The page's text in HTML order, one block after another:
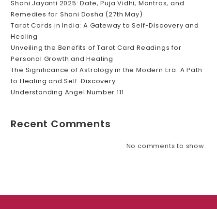
Shani Jayanti 2025: Date, Puja Vidhi, Mantras, and
Remedies for Shani Dosha (27th May)
Tarot Cards in India: A Gateway to Self-Discovery and
Healing
Unveiling the Benefits of Tarot Card Readings for
Personal Growth and Healing
The Significance of Astrology in the Modern Era: A Path
to Healing and Self-Discovery
Understanding Angel Number 111
Recent Comments
No comments to show.